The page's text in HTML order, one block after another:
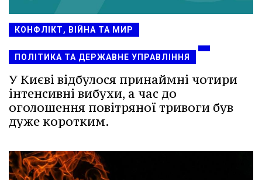
КОНФЛІКТ, ВІЙНА ТА МИР
ПОЛІТИКА ТА ДЕРЖАВНЕ УПРАВЛІННЯ
У Києві відбулося принаймні чотири
інтенсивні вибухи, а час до
оголошення повітряної тривоги був
дуже коротким.